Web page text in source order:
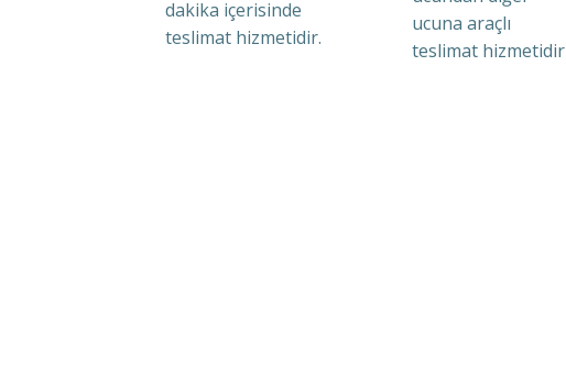
dakika içerisinde
teslimat hizmetidir.
ucuna araçlı
teslimat hizmetidir